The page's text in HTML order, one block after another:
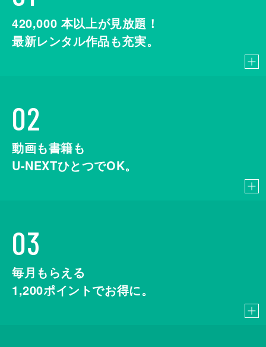
420,000 本以上が見放題！
最新レンタル作品も充実。
02
動画も書籍も
U-NEXTひとつでOK。
03
毎月もらえる
1,200ポイントでお得に。